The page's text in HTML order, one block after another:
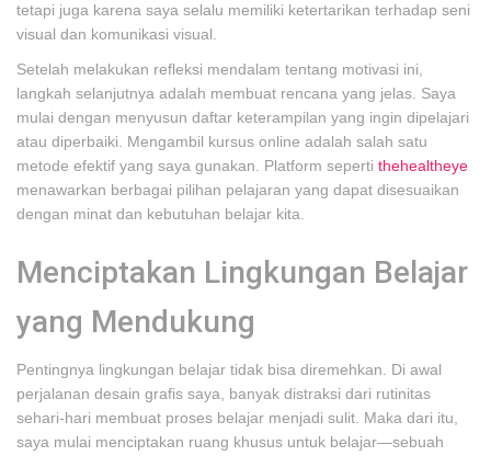
tetapi juga karena saya selalu memiliki ketertarikan terhadap seni
visual dan komunikasi visual.
Setelah melakukan refleksi mendalam tentang motivasi ini,
langkah selanjutnya adalah membuat rencana yang jelas. Saya
mulai dengan menyusun daftar keterampilan yang ingin dipelajari
atau diperbaiki. Mengambil kursus online adalah salah satu
metode efektif yang saya gunakan. Platform seperti thehealtheye
menawarkan berbagai pilihan pelajaran yang dapat disesuaikan
dengan minat dan kebutuhan belajar kita.
Menciptakan Lingkungan Belajar
yang Mendukung
Pentingnya lingkungan belajar tidak bisa diremehkan. Di awal
perjalanan desain grafis saya, banyak distraksi dari rutinitas
sehari-hari membuat proses belajar menjadi sulit. Maka dari itu,
saya mulai menciptakan ruang khusus untuk belajar—sebuah